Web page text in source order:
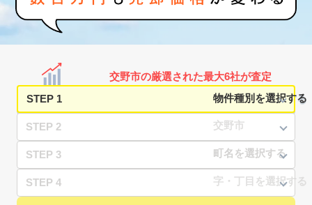
交野市の厳選された最大6社が査定
STEP 1
STEP 2
STEP 3
STEP 4
家査定シミュレーター
お問い合わせ